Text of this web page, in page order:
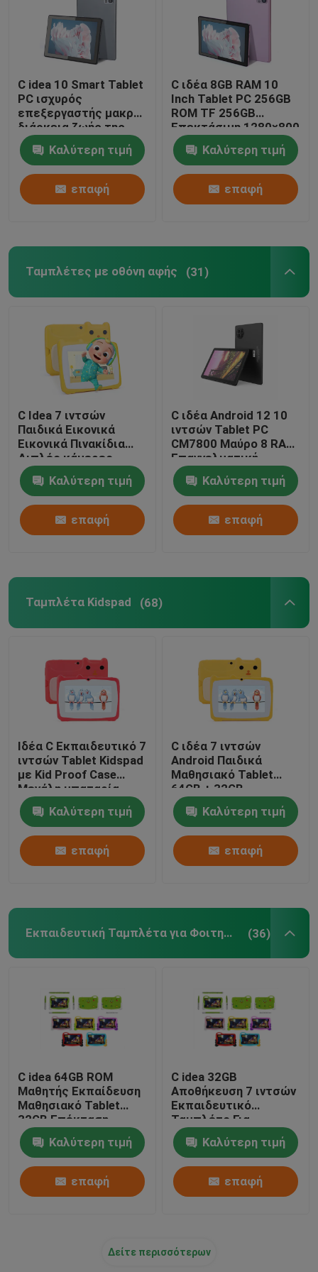
C idea 10 Smart Tablet
PC ισχυρός
επεξεργαστής μακρά
διάρκεια ζωής της
μπαταρίας υψηλής
ποιότητας οπτικά
CM8000plus
Καλύτερη τιμή
επαφή
C ιδέα 8GB RAM 10
Inch Tablet PC 256GB
ROM TF 256GB
Επεκτάσιμη 1280×800
IPS Ηθόνη 10000mAh
μπαταρία CM
8000plus
Καλύτερη τιμή
επαφή
Ταμπλέτες με οθόνη αφής (31)
C Idea 7 ιντσών
Παιδικά Εικονικά
Εικονικά Πινακίδια
Διπλές κάμερες
Εικονική οθόνη
υψηλής ευκρίνειας
2+32G Κίτρινο
Καλύτερη τιμή
επαφή
C ιδέα Android 12 10
ιντσών Tablet PC
CM7800 Μαύρο 8 RAM
Επαγγελματική
βαθμίδα ανάγνωσης
Tablet PC με Stylus
CM7800
Καλύτερη τιμή
επαφή
Ταμπλέτα Kidspad (68)
Ιδέα C Εκπαιδευτικό 7
ιντσών Tablet Kidspad
με Kid Proof Case
Μεγάλη μπαταρία
5000mAh IWAWA
Προεγκατεστημένη
CM80Red
Καλύτερη τιμή
επαφή
C ιδέα 7 ιντσών
Android Παιδικά
Μαθησιακό Tablet
64GB + 32GB
Επεκτάσιμη
αποθήκευση HD Διπλή
κάμερα 2MP + 2MP
CM80 Κίτρινο
Καλύτερη τιμή
επαφή
Εκπαιδευτική Ταμπλέτα για Φοιτητές (36)
C idea 64GB ROM
Μαθητής Εκπαίδευση
Μαθησιακό Tablet
32GB Επέκταση
5000mAh CM78 Μπλε
Καλύτερη τιμή
επαφή
C idea 32GB
Αποθήκευση 7 ιντσών
Εκπαιδευτικό
Ταμπλέτο Για
Φοιτητές Αδιάβροχη
Κουτί Γονική
Ελέγχουσα CM78-Ροζ
Καλύτερη τιμή
επαφή
Δείτε περισσότερων